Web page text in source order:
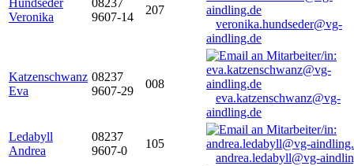
Hundseder
Veronika
08237
9607-14
207
veronika.hundseder@vg-
aindling.de
Katzenschwanz
Eva
08237
9607-29
008
eva.katzenschwanz@vg-
aindling.de
Ledabyll
Andrea
08237
9607-0
105
andrea.ledabyll@vg-